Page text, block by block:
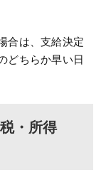
合は、支給決定
どちらか早い日
・所得